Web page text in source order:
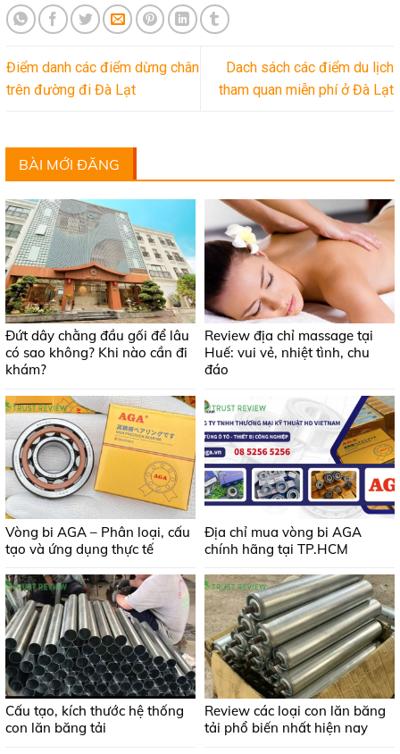
Điểm danh các điểm dừng chân
trên đường đi Đà Lạt
Dach sách các điểm du lịch
tham quan miễn phí ở Đà Lạt
BÀI MỚI ĐĂNG
Đứt dây chằng đầu gối để lâu
có sao không? Khi nào cần đi
khám?
Review địa chỉ massage tại
Huế: vui vẻ, nhiệt tình, chu
đáo
Vòng bi AGA – Phân loại, cấu
tạo và ứng dụng thực tế
Địa chỉ mua vòng bi AGA
chính hãng tại TP.HCM
Cấu tạo, kích thước hệ thống
con lăn băng tải
Review các loại con lăn băng
tải phổ biến nhất hiện nay